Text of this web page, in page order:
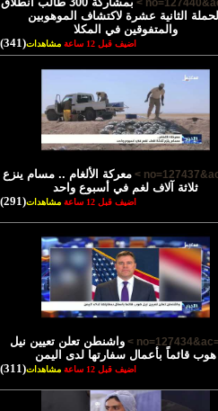
الحملة الثانية عشرة لاكتشاف الموهوبين
والمتفوقين في المكلا
اضيف قبل 12 ساعة مشاهدات(341)
معركة الألغام .. مسام ينزع
ثلاثة آلاف لغم في أسبوع واحد
اضيف قبل 12 ساعة مشاهدات(291)
واشنطن تعلن تعيين نيل
هوب قائماً بأعمال سفارتها لدى اليمن
اضيف قبل 12 ساعة مشاهدات(311)